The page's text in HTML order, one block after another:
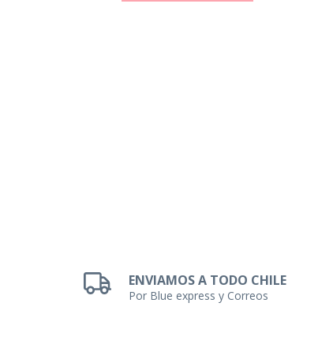
ENVIAMOS A TODO CHILE
Por Blue express y Correos